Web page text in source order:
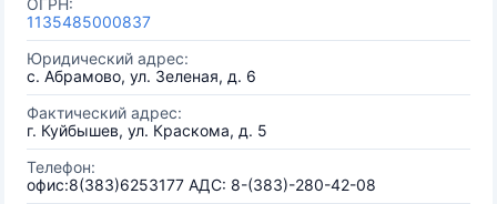
ОГРН:
1135485000837
Юридический адрес:
с. Абрамово, ул. Зеленая, д. 6
Фактический адрес:
г. Куйбышев, ул. Краскома, д. 5
Телефон:
офис:8(383)6253177 АДС: 8-(383)-280-42-08